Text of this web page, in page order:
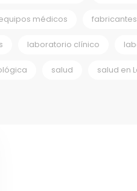
médicos
laboratorio clínico
salud salud en